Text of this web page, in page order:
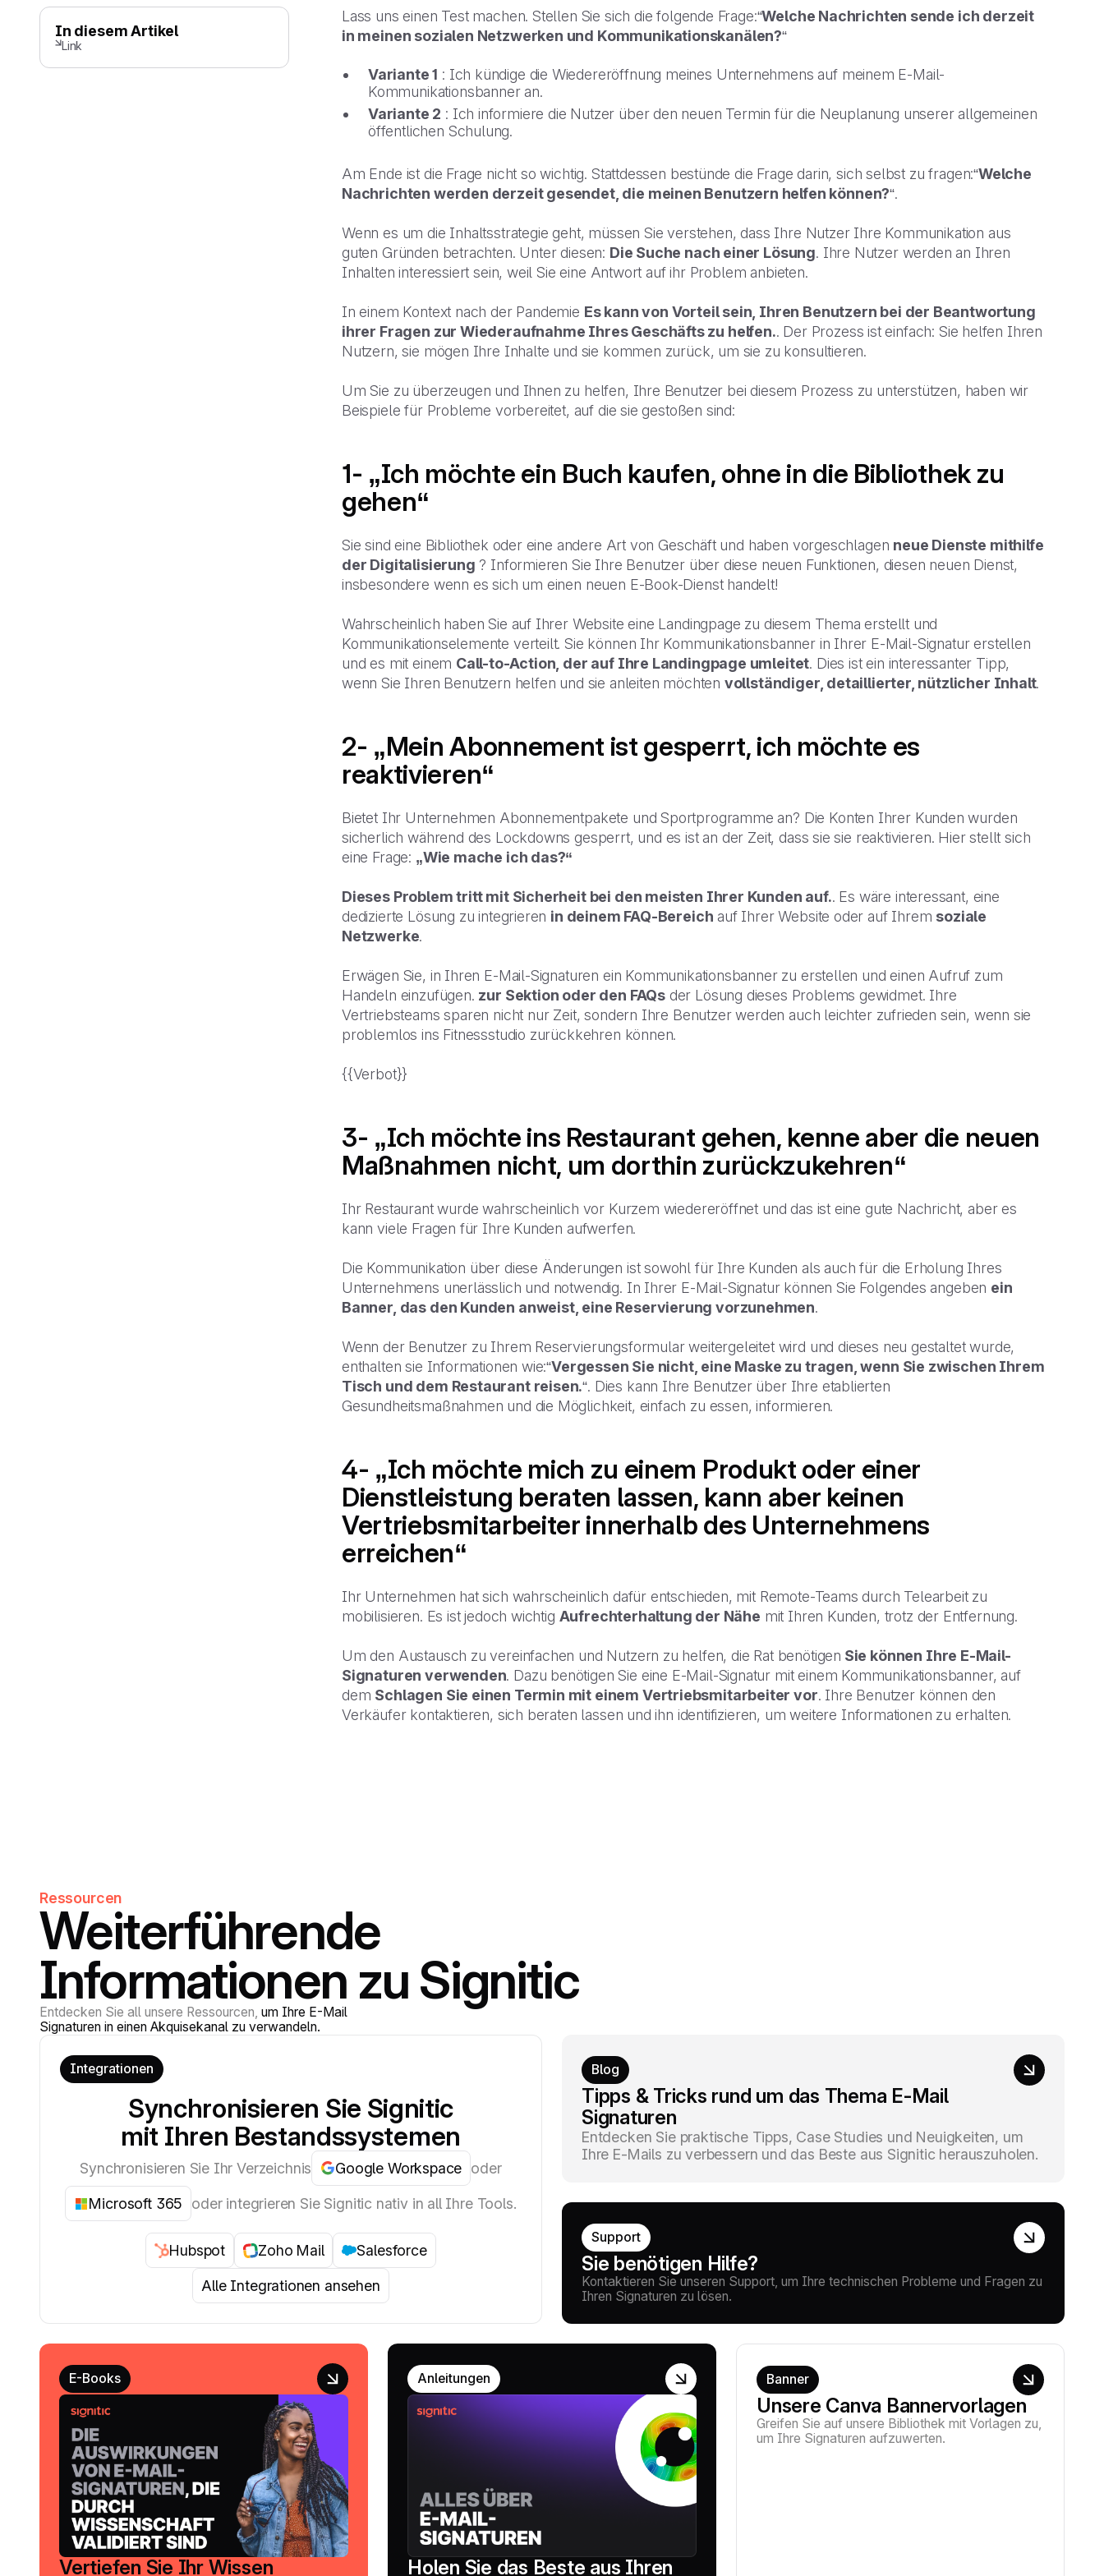
In diesem Artikel
Link
Lass uns einen Test machen. Stellen Sie sich die folgende Frage:“Welche Nachrichten sende ich derzeit
in meinen sozialen Netzwerken und Kommunikationskanälen?“
Variante 1 : Ich kündige die Wiedereröffnung meines Unternehmens auf meinem E-Mail-
Kommunikationsbanner an.
Variante 2 : Ich informiere die Nutzer über den neuen Termin für die Neuplanung unserer allgemeinen
öffentlichen Schulung.
Am Ende ist die Frage nicht so wichtig. Stattdessen bestünde die Frage darin, sich selbst zu fragen:“Welche
Nachrichten werden derzeit gesendet, die meinen Benutzern helfen können?“.
Wenn es um die Inhaltsstrategie geht, müssen Sie verstehen, dass Ihre Nutzer Ihre Kommunikation aus
guten Gründen betrachten. Unter diesen: Die Suche nach einer Lösung. Ihre Nutzer werden an Ihren
Inhalten interessiert sein, weil Sie eine Antwort auf ihr Problem anbieten.
In einem Kontext nach der Pandemie Es kann von Vorteil sein, Ihren Benutzern bei der Beantwortung
ihrer Fragen zur Wiederaufnahme Ihres Geschäfts zu helfen.. Der Prozess ist einfach: Sie helfen Ihren
Nutzern, sie mögen Ihre Inhalte und sie kommen zurück, um sie zu konsultieren.
Um Sie zu überzeugen und Ihnen zu helfen, Ihre Benutzer bei diesem Prozess zu unterstützen, haben wir
Beispiele für Probleme vorbereitet, auf die sie gestoßen sind:
1- „Ich möchte ein Buch kaufen, ohne in die Bibliothek zu
gehen“
Sie sind eine Bibliothek oder eine andere Art von Geschäft und haben vorgeschlagen neue Dienste mithilfe
der Digitalisierung ? Informieren Sie Ihre Benutzer über diese neuen Funktionen, diesen neuen Dienst,
insbesondere wenn es sich um einen neuen E-Book-Dienst handelt!
Wahrscheinlich haben Sie auf Ihrer Website eine Landingpage zu diesem Thema erstellt und
Kommunikationselemente verteilt. Sie können Ihr Kommunikationsbanner in Ihrer E-Mail-Signatur erstellen
und es mit einem Call-to-Action, der auf Ihre Landingpage umleitet. Dies ist ein interessanter Tipp,
wenn Sie Ihren Benutzern helfen und sie anleiten möchten vollständiger, detaillierter, nützlicher Inhalt.
2- „Mein Abonnement ist gesperrt, ich möchte es
reaktivieren“
Bietet Ihr Unternehmen Abonnementpakete und Sportprogramme an? Die Konten Ihrer Kunden wurden
sicherlich während des Lockdowns gesperrt, und es ist an der Zeit, dass sie sie reaktivieren. Hier stellt sich
eine Frage: „Wie mache ich das?“
Dieses Problem tritt mit Sicherheit bei den meisten Ihrer Kunden auf.. Es wäre interessant, eine
dedizierte Lösung zu integrieren in deinem FAQ-Bereich auf Ihrer Website oder auf Ihrem soziale
Netzwerke.
Erwägen Sie, in Ihren E-Mail-Signaturen ein Kommunikationsbanner zu erstellen und einen Aufruf zum
Handeln einzufügen. zur Sektion oder den FAQsder Lösung dieses Problems gewidmet. Ihre
Vertriebsteams sparen nicht nur Zeit, sondern Ihre Benutzer werden auch leichter zufrieden sein, wenn sie
problemlos ins Fitnessstudio zurückkehren können.
{{Verbot}}
3- „Ich möchte ins Restaurant gehen, kenne aber die neuen
Maßnahmen nicht, um dorthin zurückzukehren“
Ihr Restaurant wurde wahrscheinlich vor Kurzem wiedereröffnet und das ist eine gute Nachricht, aber es
kann viele Fragen für Ihre Kunden aufwerfen.
Die Kommunikation über diese Änderungen ist sowohl für Ihre Kunden als auch für die Erholung Ihres
Unternehmens unerlässlich und notwendig. In Ihrer E-Mail-Signatur können Sie Folgendes angeben ein
Banner, das den Kunden anweist, eine Reservierung vorzunehmen.
Wenn der Benutzer zu Ihrem Reservierungsformular weitergeleitet wird und dieses neu gestaltet wurde,
enthalten sie Informationen wie:“Vergessen Sie nicht, eine Maske zu tragen, wenn Sie zwischen Ihrem
Tisch und dem Restaurant reisen.“. Dies kann Ihre Benutzer über Ihre etablierten
Gesundheitsmaßnahmen und die Möglichkeit, einfach zu essen, informieren.
4- „Ich möchte mich zu einem Produkt oder einer
Dienstleistung beraten lassen, kann aber keinen
Vertriebsmitarbeiter innerhalb des Unternehmens
erreichen“
Ihr Unternehmen hat sich wahrscheinlich dafür entschieden, mit Remote-Teams durch Telearbeit zu
mobilisieren. Es ist jedoch wichtig Aufrechterhaltung der Nähe mit Ihren Kunden, trotz der Entfernung.
Um den Austausch zu vereinfachen und Nutzern zu helfen, die Rat benötigen Sie können Ihre E-Mail-
Signaturen verwenden. Dazu benötigen Sie eine E-Mail-Signatur mit einem Kommunikationsbanner, auf
dem Schlagen Sie einen Termin mit einem Vertriebsmitarbeiter vor. Ihre Benutzer können den
Verkäufer kontaktieren, sich beraten lassen und ihn identifizieren, um weitere Informationen zu erhalten.
Ressourcen
Weiterführende
Informationen zu Signitic
Entdecken Sie all unsere Ressourcen, um Ihre E-Mail
Signaturen in einen Akquisekanal zu verwandeln.
Integrationen
Synchronisieren Sie Signitic
mit Ihren Bestandssystemen
Synchronisieren Sie Ihr Verzeichnis Google Workspace oder
Microsoft 365 oder integrieren Sie Signitic nativ in all Ihre Tools.
Hubspot Zoho Mail Salesforce
Alle Integrationen ansehen
Blog
Tipps & Tricks rund um das Thema E-Mail
Signaturen
Entdecken Sie praktische Tipps, Case Studies und Neuigkeiten, um
Ihre E-Mails zu verbessern und das Beste aus Signitic herauszuholen.
Support
Sie benötigen Hilfe?
Kontaktieren Sie unseren Support, um Ihre technischen Probleme und Fragen zu
Ihren Signaturen zu lösen.
E-Books
Vertiefen Sie Ihr Wissen
Anleitungen
Holen Sie das Beste aus Ihren
Banner
Unsere Canva Bannervorlagen
Greifen Sie auf unsere Bibliothek mit Vorlagen zu,
um Ihre Signaturen aufzuwerten.